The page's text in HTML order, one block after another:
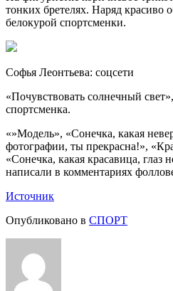
тонких бретелях. Наряд красиво
белокурой спортсменки.
Софья Леонтьева: соцсети
«Почувствовать солнечный
спортсменка.
«»Модель», «Сонечка, какая
фотографии, ты прекрасна!»,
«Сонечка, какая красавица, глаз
написали в комментариях
Источник
Опубликовано в СПОРТ